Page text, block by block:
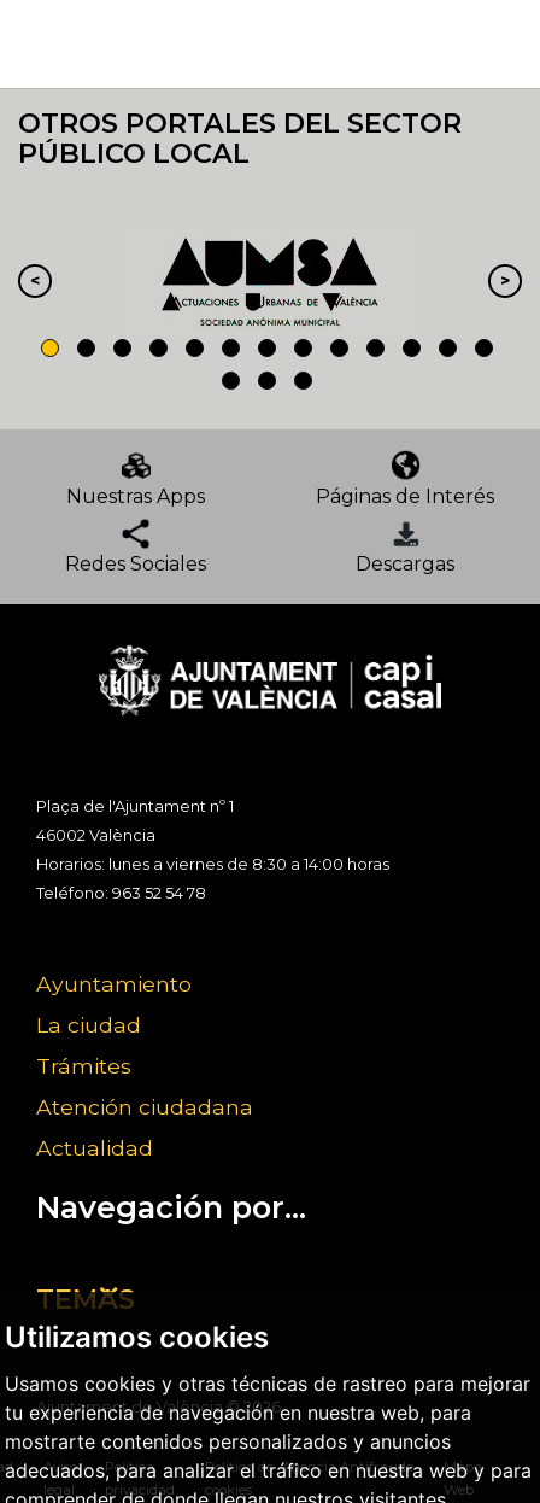
Utilizamos cookies
Usamos cookies y otras técnicas de rastreo para mejorar
tu experiencia de navegación en nuestra web, para
mostrarte contenidos personalizados y anuncios
adecuados, para analizar el tráfico en nuestra web y para
OTROS PORTALES DEL SECTOR
PÚBLICO LOCAL
Nuestras Apps Páginas de Interés
Redes Sociales Descargas
Plaça de l'Ajuntament nº 1
46002 València
Horarios: lunes a viernes de 8:30 a 14:00 horas
Teléfono: 963 52 54 78
Ayuntamiento
La ciudad
Trámites
Atención ciudadana
Actualidad
Navegación por...
TEMAS
Ajuntament de València ©2026
Aviso
legal
Política
privacidad
Política de
cookies
Agencia Antifraude
Mapa
Web